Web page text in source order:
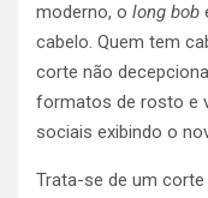
moderno, o long bob
cabelo. Quem tem
corte não
formatos de rosto e
sociais exibindo o
Trata-se de um